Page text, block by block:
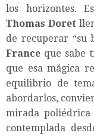
los horizontes.
Thomas Doret
de recuperar “su
France que sabe
que esa mágica
equilibrio de
abordarlos,
mirada
contemplada